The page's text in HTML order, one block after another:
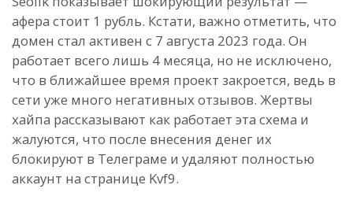
афера стоит 1 рубль. Кстати, важно отметить, что
домен стал активен с 7 августа 2023 года. Он
работает всего лишь 4 месяца, но не исключено,
что в ближайшее время проект закроется, ведь в
сети уже много негативных отзывов. Жертвы
хайпа рассказывают как работает эта схема и
жалуются, что после внесения денег их
блокируют в Телеграме и удаляют полностью
аккаунт на странице Kvf9.